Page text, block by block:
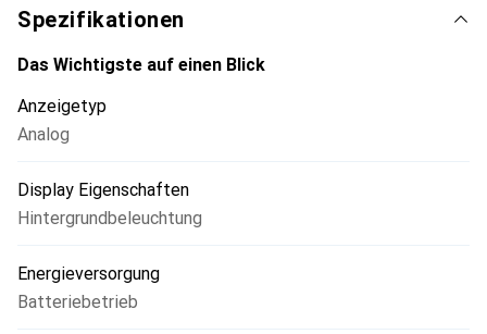
Spezifikationen
Das Wichtigste auf einen Blick
Anzeigetyp
Analog
Display Eigenschaften
Hintergrundbeleuchtung
Energieversorgung
Batteriebetrieb